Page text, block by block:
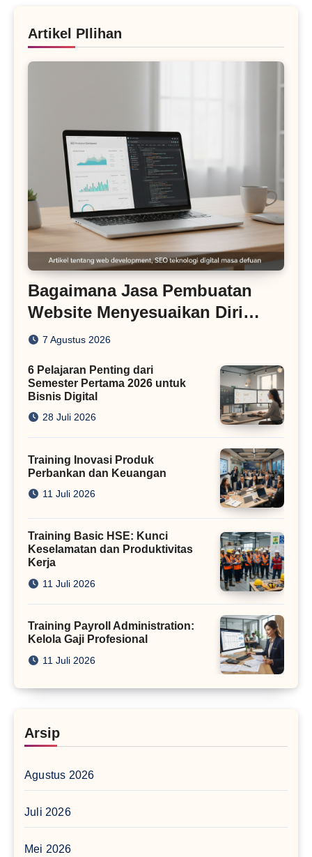
Artikel PIlihan
Bagaimana Jasa Pembuatan
Website Menyesuaikan Diri
dengan Algoritma SEO Masa
7 Agustus 2026
6 Pelajaran Penting dari
Semester Pertama 2026 untuk
Bisnis Digital
28 Juli 2026
Training Inovasi Produk
Perbankan dan Keuangan
11 Juli 2026
Training Basic HSE: Kunci
Keselamatan dan Produktivitas
Kerja
11 Juli 2026
Training Payroll Administration:
Kelola Gaji Profesional
11 Juli 2026
Arsip
Agustus 2026
Juli 2026
Mei 2026